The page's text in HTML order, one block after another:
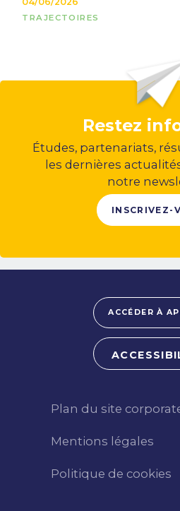
TRAJECTOIRES
Restez
Études, partenariats,
les dernières
notre
INSCRIVEZ-
Plan du site
Mentions légales
Politique de cookies
ACCÉDER À